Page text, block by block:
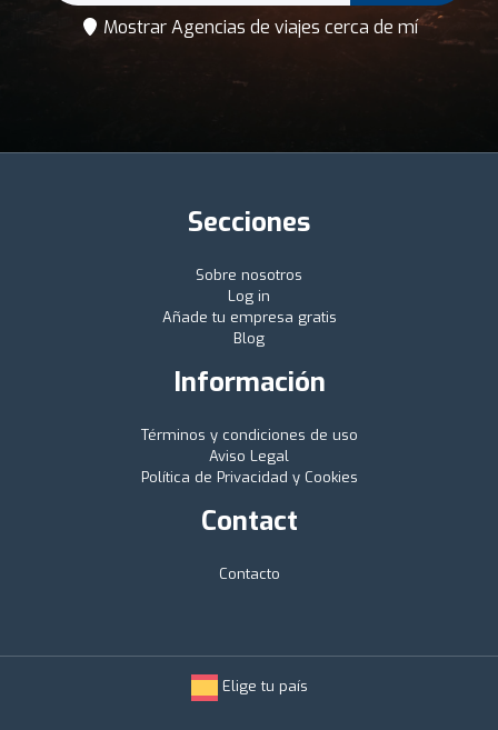
Mostrar Agencias de viajes cerca de mí
Secciones
Sobre nosotros
Log in
Añade tu empresa gratis
Blog
Información
Términos y condiciones de uso
Aviso Legal
Política de Privacidad y Cookies
Contact
Contacto
Elige tu país